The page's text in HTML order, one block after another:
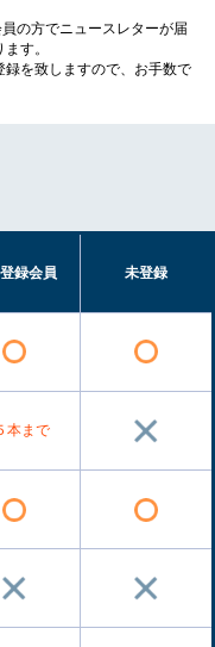
の方でニュースレターが届
す。
を致しますので、お手数で
録会員 未登録
本まで